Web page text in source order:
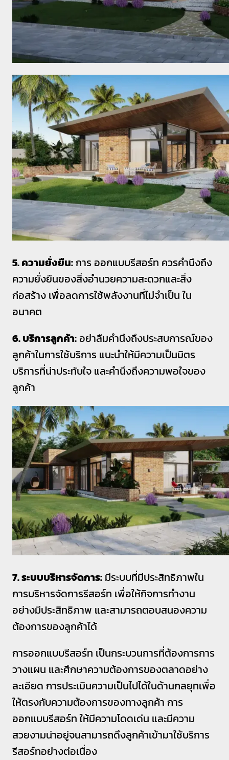
5. ความยั่งยืน:การ ออกแบบรีสอร์ท ควรคำนึงถึง
ความยั่งยืนของสิ่งอำนวยความสะดวกและสิ่ง
ก่อสร้าง เพื่อลดการใช้พลังงานที่ไม่จำเป็น ใน
อนาคต
6. บริการลูกค้า: อย่าลืมคำนึงถึงประสบการณ์ของ
ลูกค้าในการใช้บริการ แนะนำให้มีความเป็นมิตร
บริการที่น่าประทับใจ และคำนึงถึงความพอใจของ
ลูกค้า
7. ระบบบริหารจัดการ: มีระบบที่มีประสิทธิภาพใน
การบริหารจัดการรีสอร์ท เพื่อให้กิจการทำงาน
อย่างมีประสิทธิภาพ และสามารถตอบสนองความ
ต้องการของลูกค้าได้
การออกแบบรีสอร์ท เป็นกระบวนการที่ต้องการการ
วางแผน และศึกษาความต้องการของตลาดอย่าง
ละเอียด การประเมินความเป็นไปได้ในด้านกลยุทเพื่อ
ให้ตรงกับความต้องการของทางลูกค้า การ
ออกแบบรีสอร์ท ให้มีความโดดเด่น และมีความ
สวยงามน่าอยู่จนสามารถดึงลูกค้าเข้ามาใช้บริการ
รีสอร์ทอย่างต่อเนื่อง